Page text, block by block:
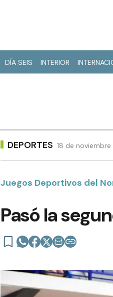
DÍA SEIS INTERIOR
DEPORTES 18 de
Juegos Deportivos del
Pasó la